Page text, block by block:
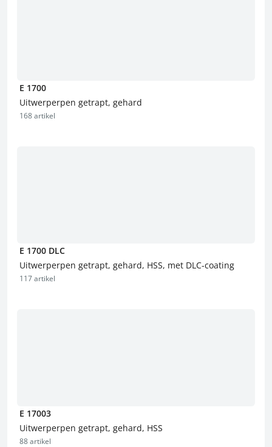
E 1700
Uitwerperpen getrapt, gehard
168 artikel
E 1700 DLC
Uitwerperpen getrapt, gehard, HSS, met DLC-coating
117 artikel
E 17003
Uitwerperpen getrapt, gehard, HSS
88 artikel